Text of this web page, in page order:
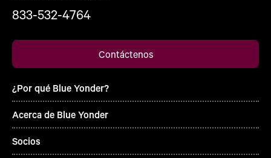
833-532-4764
Contáctenos
¿Por qué Blue Yonder?
Acerca de Blue Yonder
Socios